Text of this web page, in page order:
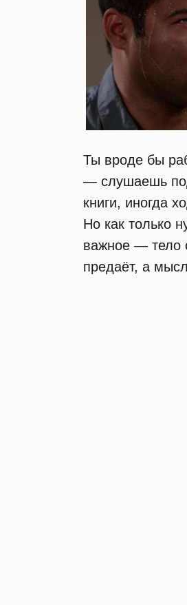
Ты вроде бы
— слушаешь
книги, иногда
Но как только
важное — тело
предаёт, а